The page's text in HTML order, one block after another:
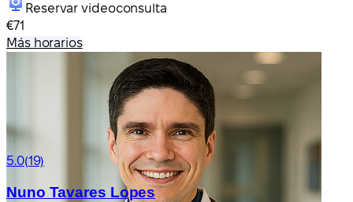
Reservar videoconsulta
€71
Más horarios
5.0(19)
Nuno Tavares Lopes